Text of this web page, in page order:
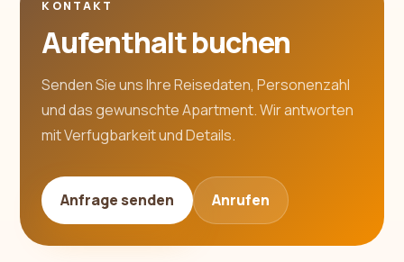
KONTAKT
Aufenthalt buchen
Senden Sie uns Ihre Reisedaten, Personenzahl
und das gewunschte Apartment. Wir antworten
mit Verfugbarkeit und Details.
Anfrage senden Anrufen